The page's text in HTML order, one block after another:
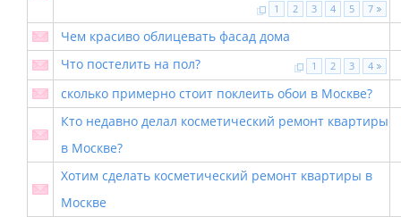
1 2 3 4 5 7
Чем красиво облицевать фасад дома
Что постелить на пол?
1 2 3 4
сколько примерно стоит поклеить обои в Москве?
Кто недавно делал косметический ремонт квартиры
в Москве?
Хотим сделать косметический ремонт квартиры в
Москве